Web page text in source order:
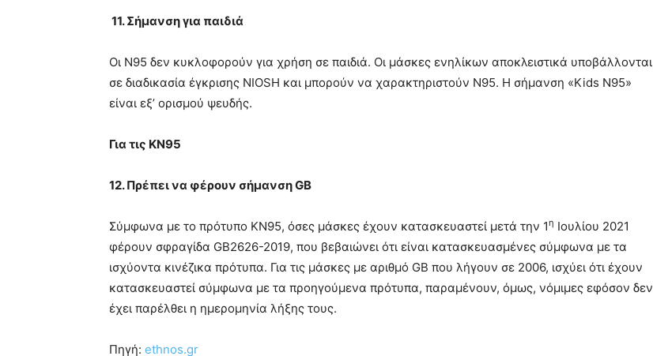
11. Σήμανση για παιδιά
Οι N95 δεν κυκλοφορούν για χρήση σε παιδιά. Οι μάσκες ενηλίκων αποκλειστικά υποβάλλονται
σε διαδικασία έγκρισης NIOSH και μπορούν να χαρακτηριστούν N95. Η σήμανση «Kids N95»
είναι εξ’ ορισμού ψευδής.
Για τις ΚΝ95
12. Πρέπει να φέρουν σήμανση GB
Σύμφωνα με το πρότυπο KN95, όσες μάσκες έχουν κατασκευαστεί μετά την 1η Ιουλίου 2021
φέρουν σφραγίδα GB2626-2019, που βεβαιώνει ότι είναι κατασκευασμένες σύμφωνα με τα
ισχύοντα κινέζικα πρότυπα. Για τις μάσκες με αριθμό GB που λήγουν σε 2006, ισχύει ότι έχουν
κατασκευαστεί σύμφωνα με τα προηγούμενα πρότυπα, παραμένουν, όμως, νόμιμες εφόσον δεν
έχει παρέλθει η ημερομηνία λήξης τους.
Πηγή: ethnos.gr